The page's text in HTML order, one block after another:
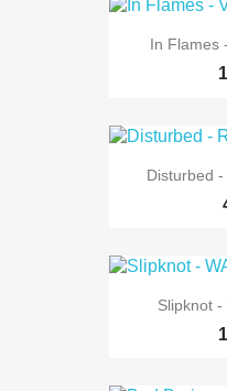
In Flames
Disturbed -
Slipknot -